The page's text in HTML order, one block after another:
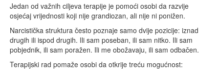
Jedan od važnih ciljeva terapije je pomoći osobi da razvije
osjećaj vrijednosti koji nije grandiozan, ali nije ni ponižen.
Narcistička struktura često poznaje samo dvije pozicije: iznad
drugih ili ispod drugih. Ili sam poseban, ili sam nitko. Ili sam
pobjednik, ili sam poražen. Ili me obožavaju, ili sam odbačen.
Terapijski rad pomaže osobi da otkrije treću mogućnost: